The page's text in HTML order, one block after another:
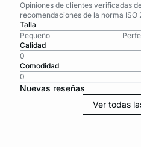
Opiniones de clientes verificadas
recomendaciones de la norma ISO
Talla
Pequeño
Calidad
0
Comodidad
0
Nuevas reseñas
Ver todas